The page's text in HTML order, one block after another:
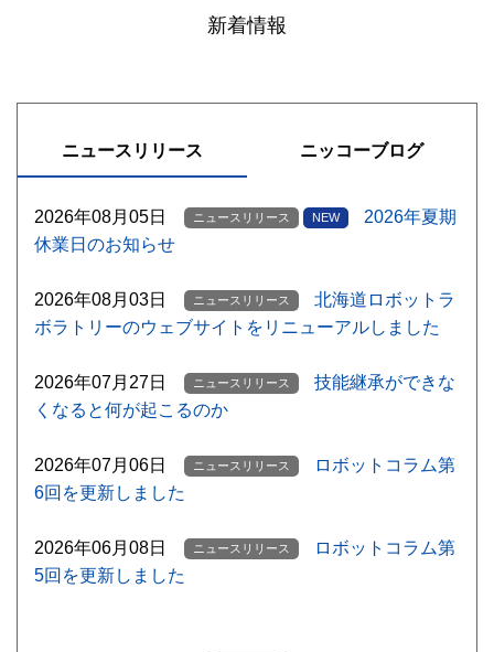
新着情報
ニュースリリース
2026年08月05日 ニュースリリース NEW
2026年夏期
休業日のお知らせ
2026年08月03日 ニュースリリース
北海道ロボットラ
ボラトリーのウェブサイトをリニューアルしました
2026年07月27日 ニュースリリース
技能継承ができな
くなると何が起こるのか
2026年07月06日 ニュースリリース
ロボットコラム第
6回を更新しました
2026年06月08日 ニュースリリース
ロボットコラム第
5回を更新しました
ニッコーブログ